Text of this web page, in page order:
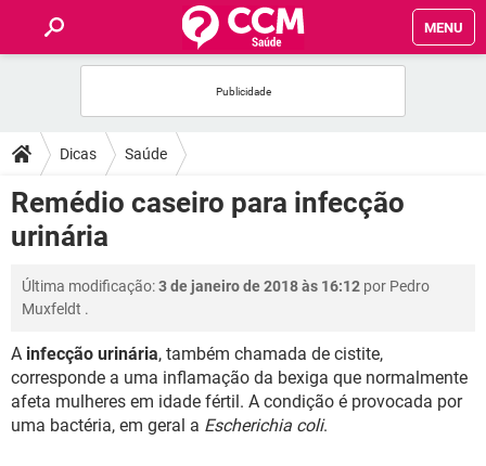
MENU
FÓRUM
SAÚDE
FAMÍLIA
NUTRIÇÃO
BEM-ESTAR
SEXUALIDADE
Dicas Saúde
Remédio caseiro para infecção
urinária
Última modificação:3 de janeiro de 2018 às 16:12 por Pedro
Muxfeldt .
A infecção urinária, também chamada de cistite,
corresponde a uma inflamação da bexiga que normalmente
afeta mulheres em idade fértil. A condição é provocada por
uma bactéria, em geral a Escherichia coli.